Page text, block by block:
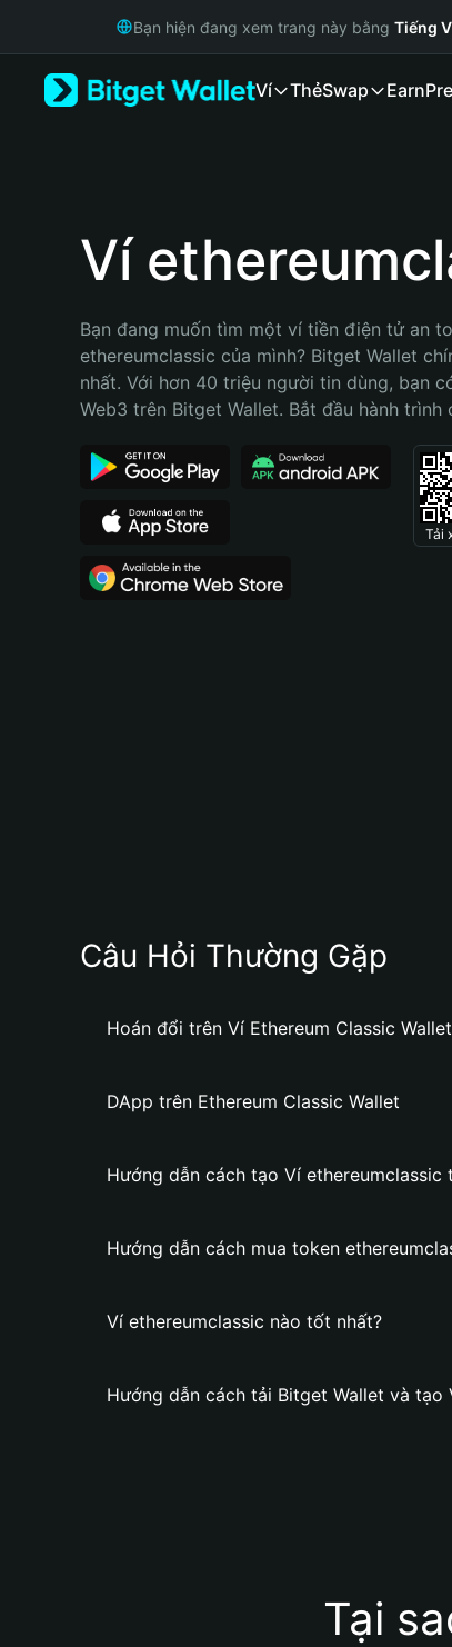
Русский
Bahasa Indonesia
Português (Brasil)
Bạn hiện đang xem trang này bằng Tiếng
Ví ThẻSwap Earn
Ví
Bạn đang muốn tìm một ví tiền điện tử an
ethereumclassic của mình? Bitget Wallet
nhất. Với hơn 40 triệu người tin dùng, bạn
Web3 trên Bitget Wallet. Bắt đầu hành trình
Tải
Câu Hỏi Thường Gặp
Hoán đổi trên Ví Ethereum Classic Wallet
DApp trên Ethereum Classic Wallet
Hướng dẫn cách tạo Ví ethereumclassic
Hướng dẫn cách mua token
Ví ethereumclassic nào tốt nhất?
Hướng dẫn cách tải Bitget Wallet và tạo
Tại